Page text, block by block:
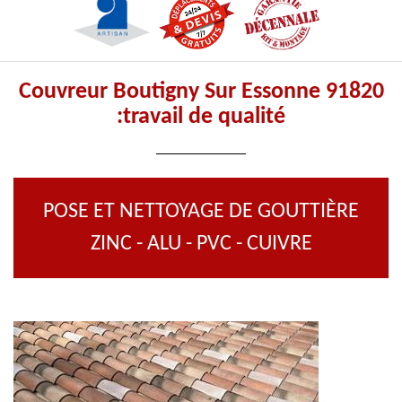
Couvreur Boutigny Sur Essonne 91820
:travail de qualité
POSE ET NETTOYAGE DE GOUTTIÈRE
ZINC - ALU - PVC - CUIVRE